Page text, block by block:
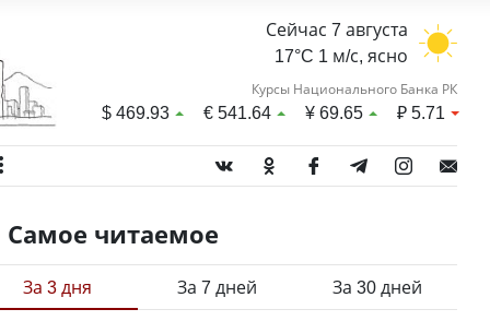
Сейчас 7 августа
17°C 1 м/с, ясно
Курсы Национального Банка РК
$469.93 €541.64 ¥69.65 ₽5.71
Самое читаемое
За 3 дня За 7 дней За 30 дней